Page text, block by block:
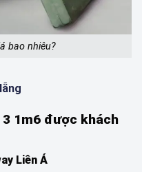
bao nhiêu?
3 1m6 được khách
Liên Á